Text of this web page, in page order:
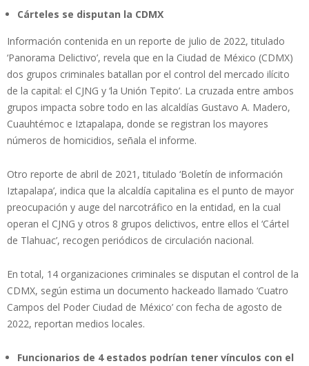
Cárteles se disputan la CDMX
Información contenida en un reporte de julio de 2022, titulado
‘Panorama Delictivo’, revela que en la Ciudad de México (CDMX)
dos grupos criminales batallan por el control del mercado ilícito
de la capital: el CJNG y ‘la Unión Tepito’. La cruzada entre ambos
grupos impacta sobre todo en las alcaldías Gustavo A. Madero,
Cuauhtémoc e Iztapalapa, donde se registran los mayores
números de homicidios, señala el informe.
Otro reporte de abril de 2021, titulado ‘Boletín de información
Iztapalapa’, indica que la alcaldía capitalina es el punto de mayor
preocupación y auge del narcotráfico en la entidad, en la cual
operan el CJNG y otros 8 grupos delictivos, entre ellos el ‘Cártel
de Tlahuac’, recogen periódicos de circulación nacional.
En total, 14 organizaciones criminales se disputan el control de la
CDMX, según estima un documento hackeado llamado ‘Cuatro
Campos del Poder Ciudad de México’ con fecha de agosto de
2022, reportan medios locales.
Funcionarios de 4 estados podrían tener vínculos con el